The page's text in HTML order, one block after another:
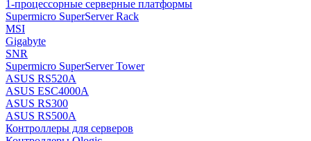
1-процессорные серверные платформы
Supermicro SuperServer Rack
MSI
Gigabyte
SNR
Supermicro SuperServer Tower
ASUS RS520A
ASUS ESC4000A
ASUS RS300
ASUS RS500A
Контроллеры для серверов